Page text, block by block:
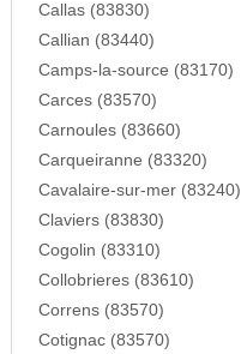
Callas (83830)
Callian (83440)
Camps-la-source (83170)
Carces (83570)
Carnoules (83660)
Carqueiranne (83320)
Cavalaire-sur-mer (83240)
Claviers (83830)
Cogolin (83310)
Collobrieres (83610)
Correns (83570)
Cotignac (83570)